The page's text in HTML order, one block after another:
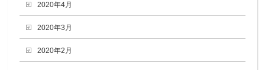
2020年4月
2020年3月
2020年2月